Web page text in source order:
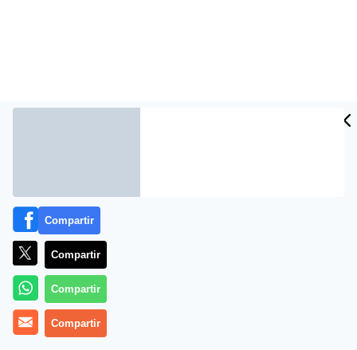
Más información
Compartir
Compartir
Compartir
Compartir